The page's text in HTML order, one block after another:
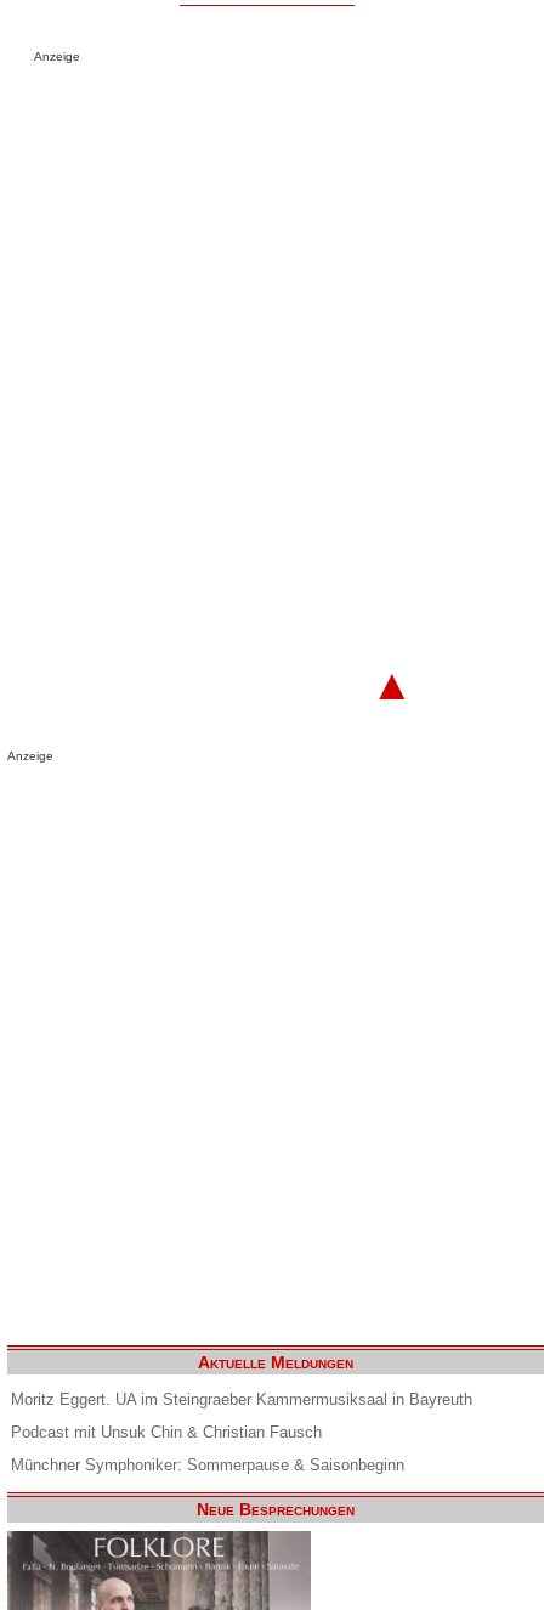
Anzeige
▲
Anzeige
Aktuelle Meldungen
Moritz Eggert. UA im Steingraeber Kammermusiksaal in Bayreuth
Podcast mit Unsuk Chin & Christian Fausch
Münchner Symphoniker: Sommerpause & Saisonbeginn
Neue Besprechungen